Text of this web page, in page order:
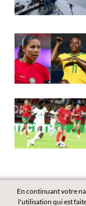
En continuant votre
l'utilisation qui est